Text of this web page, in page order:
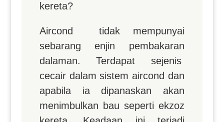
kereta?
Aircond tidak mempunyai
sebarang enjin pembakaran
dalaman. Terdapat sejenis
cecair dalam sistem aircond dan
apabila ia dipanaskan akan
menimbulkan bau seperti ekzoz